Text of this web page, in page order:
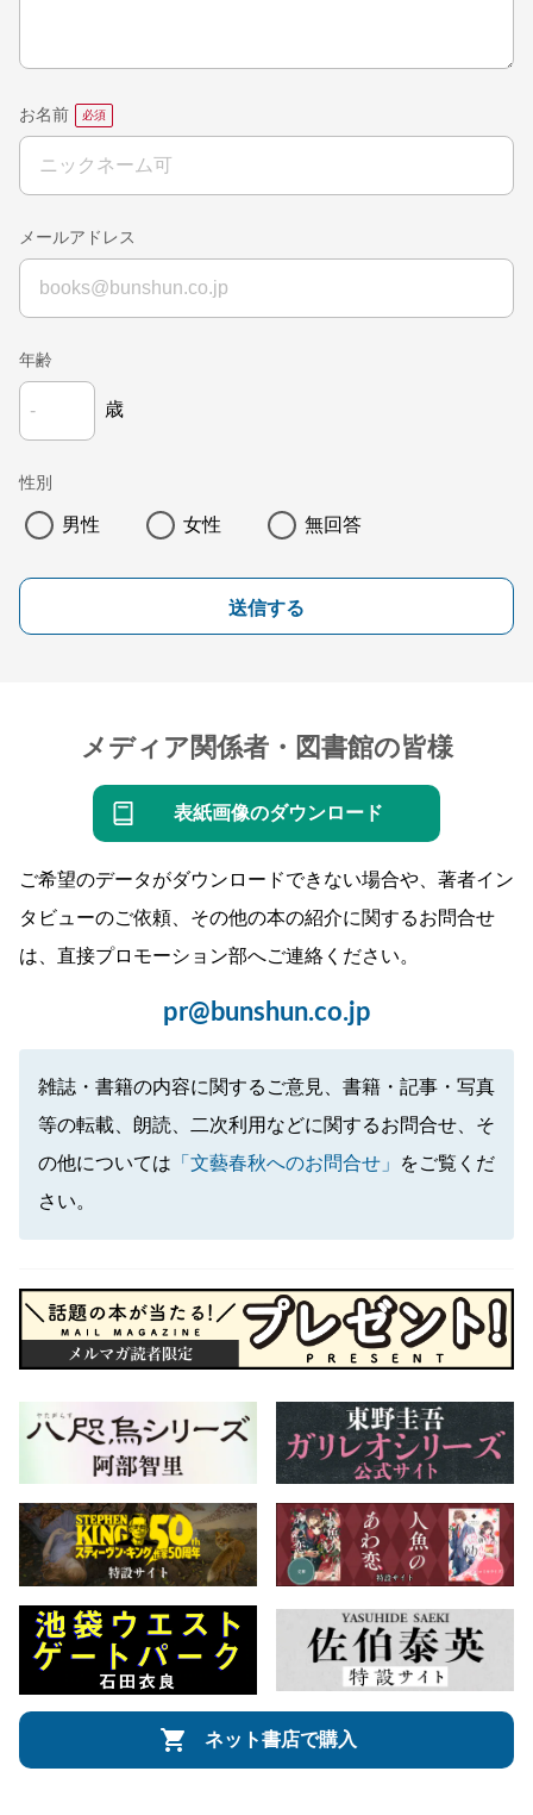
お名前
メールアドレス
年齢
歳
性別
男性 女性 無回答
送信する
メディア関係者・図書館の皆様
表紙画像のダウンロード
ご希望のデータがダウンロードできない場合や、著者イン
タビューのご依頼、その他の本の紹介に関するお問合せ
は、直接プロモーション部へご連絡ください。
pr@bunshun.co.jp
雑誌・書籍の内容に関するご意見、書籍・記事・写真
等の転載、朗読、二次利用などに関するお問合せ、そ
の他については 「文藝春秋へのお問合せ」
をご覧くだ
さい。
ネット書店で購入